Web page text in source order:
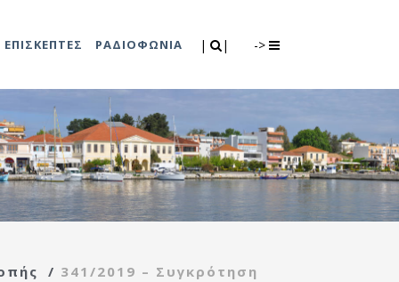
| | ->
Τμήμα Πρόνοιας
Κέντρο
γυναικών
εκδηλώσεις
ΕΠΙΣΚΕΠΤΕΣ ΡΑΔΙΟΦΩΝΙΑ
/ 341/2019 – Συγκρότηση